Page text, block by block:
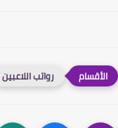
رواتب اللاعبين